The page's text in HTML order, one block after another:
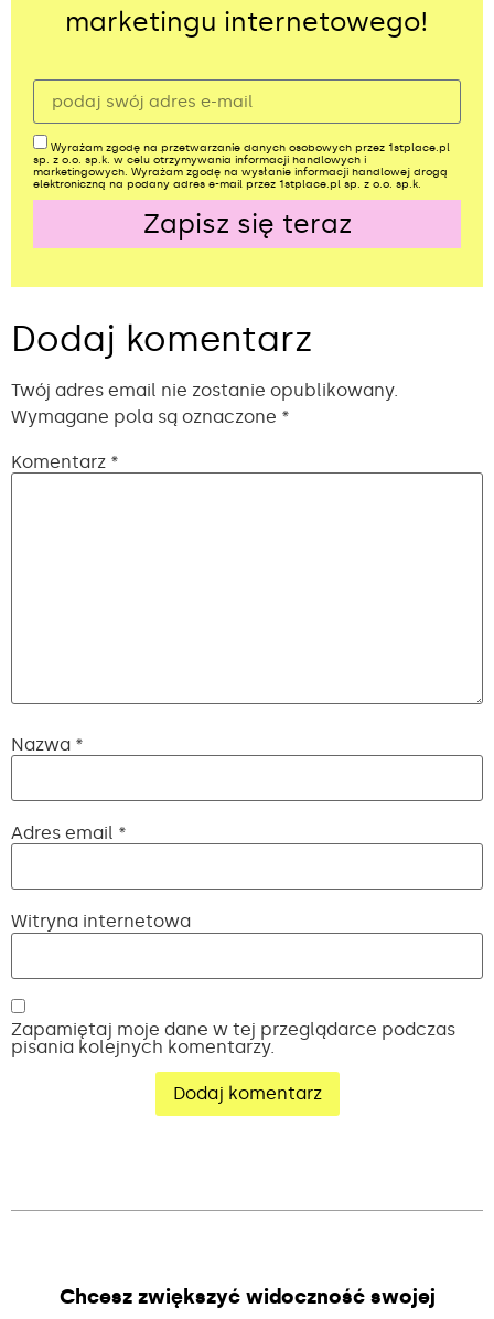
marketingu internetowego!
Wyrażam zgodę na przetwarzanie danych osobowych przez 1stplace.pl
sp. z o.o. sp.k. w celu otrzymywania informacji handlowych i
marketingowych. Wyrażam zgodę na wysłanie informacji handlowej drogą
elektroniczną na podany adres e-mail przez 1stplace.pl sp. z o.o. sp.k.
Zapisz się teraz
Dodaj komentarz
Twój adres email nie zostanie opublikowany.
Wymagane pola są oznaczone *
Komentarz *
Nazwa *
Adres email *
Witryna internetowa
Zapamiętaj moje dane w tej przeglądarce podczas
pisania kolejnych komentarzy.
Chcesz zwiększyć widoczność swojej